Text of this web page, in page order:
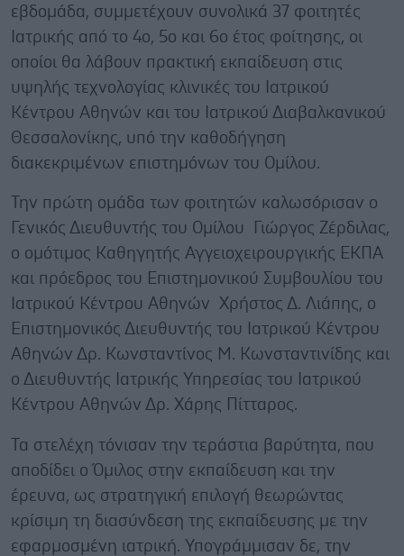
εβδομάδα, συμμετέχουν συνολικά 37 φοιτητές
Ιατρικής από το 4ο, 5ο και 6ο έτος φοίτησης, οι
οποίοι θα λάβουν πρακτική εκπαίδευση στις
υψηλής τεχνολογίας κλινικές του Ιατρικού
Κέντρου Αθηνών και του Ιατρικού Διαβαλκανικού
Θεσσαλονίκης, υπό την καθοδήγηση
διακεκριμένων επιστημόνων του Ομίλου.
Την πρώτη ομάδα των φοιτητών καλωσόρισαν ο
Γενικός Διευθυντής του Ομίλου Γιώργος Ζέρδιλας,
ο ομότιμος Καθηγητής Αγγειοχειρουργικής ΕΚΠΑ
και πρόεδρος του Επιστημονικού Συμβουλίου του
Ιατρικού Κέντρου Αθηνών Χρήστος Δ. Λιάπης, ο
Επιστημονικός Διευθυντής του Ιατρικού Κέντρου
Αθηνών Δρ. Κωνσταντίνος Μ. Κωνσταντινίδης και
ο Διευθυντής Ιατρικής Υπηρεσίας του Ιατρικού
Κέντρου Αθηνών Δρ. Χάρης Πίτταρος.
Τα στελέχη τόνισαν την τεράστια βαρύτητα, που
αποδίδει ο Όμιλος στην εκπαίδευση και την
έρευνα, ως στρατηγική επιλογή θεωρώντας
κρίσιμη τη διασύνδεση της εκπαίδευσης με την
εφαρμοσμένη ιατρική. Υπογράμμισαν δε, την